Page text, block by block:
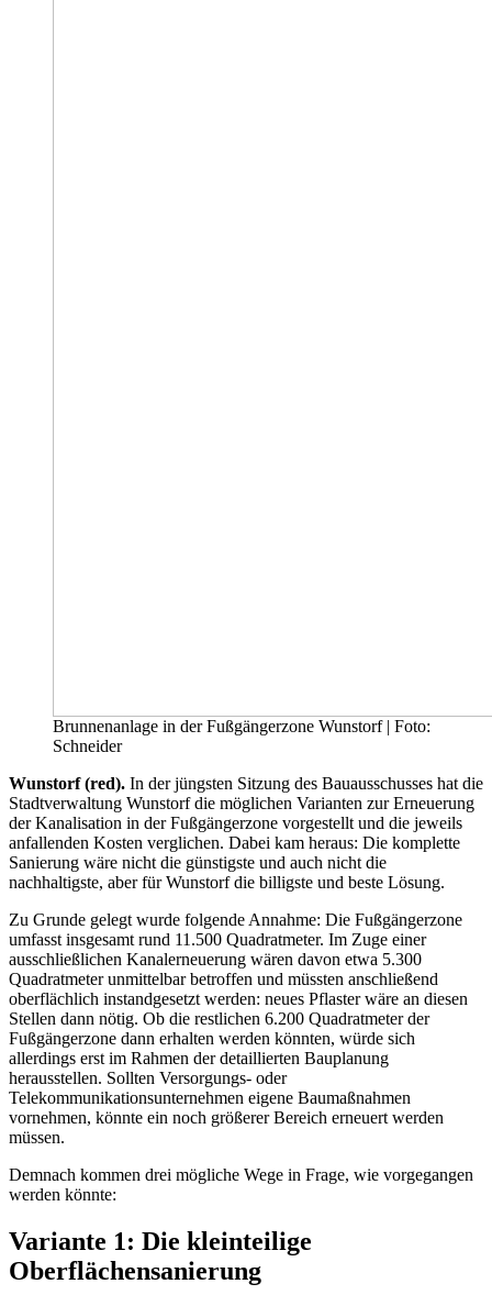
Brunnenanlage in der Fußgängerzone Wunstorf | Foto:
Schneider
Wunstorf (red). In der jüngsten Sitzung des Bauausschusses hat die
Stadtverwaltung Wunstorf die möglichen Varianten zur Erneuerung
der Kanalisation in der Fußgängerzone vorgestellt und die jeweils
anfallenden Kosten verglichen. Dabei kam heraus: Die komplette
Sanierung wäre nicht die günstigste und auch nicht die
nachhaltigste, aber für Wunstorf die billigste und beste Lösung.
Zu Grunde gelegt wurde folgende Annahme: Die Fußgängerzone
umfasst insgesamt rund 11.500 Quadratmeter. Im Zuge einer
ausschließlichen Kanalerneuerung wären davon etwa 5.300
Quadratmeter unmittelbar betroffen und müssten anschließend
oberflächlich instandgesetzt werden: neues Pflaster wäre an diesen
Stellen dann nötig. Ob die restlichen 6.200 Quadratmeter der
Fußgängerzone dann erhalten werden könnten, würde sich
allerdings erst im Rahmen der detaillierten Bauplanung
herausstellen. Sollten Versorgungs- oder
Telekommunikationsunternehmen eigene Baumaßnahmen
vornehmen, könnte ein noch größerer Bereich erneuert werden
müssen.
Demnach kommen drei mögliche Wege in Frage, wie vorgegangen
werden könnte:
Variante 1: Die kleinteilige
Oberflächensanierung